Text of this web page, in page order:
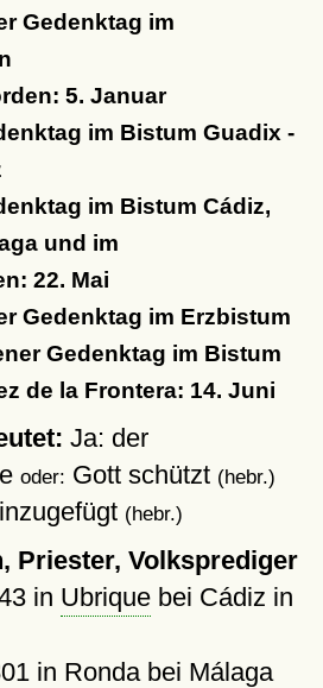
Gedenktag im
5. Januar
im Bistum Guadix -
im Bistum Cádiz,
und im
22. Mai
Gedenktag im Erzbistum
Gedenktag im Bistum
de la Frontera: 14. Juni
Ja: der
oder: Gott schützt (hebr.)
(hebr.)
Priester, Volksprediger
in Ubriquebei Cádiz in
in Rondabei Málaga